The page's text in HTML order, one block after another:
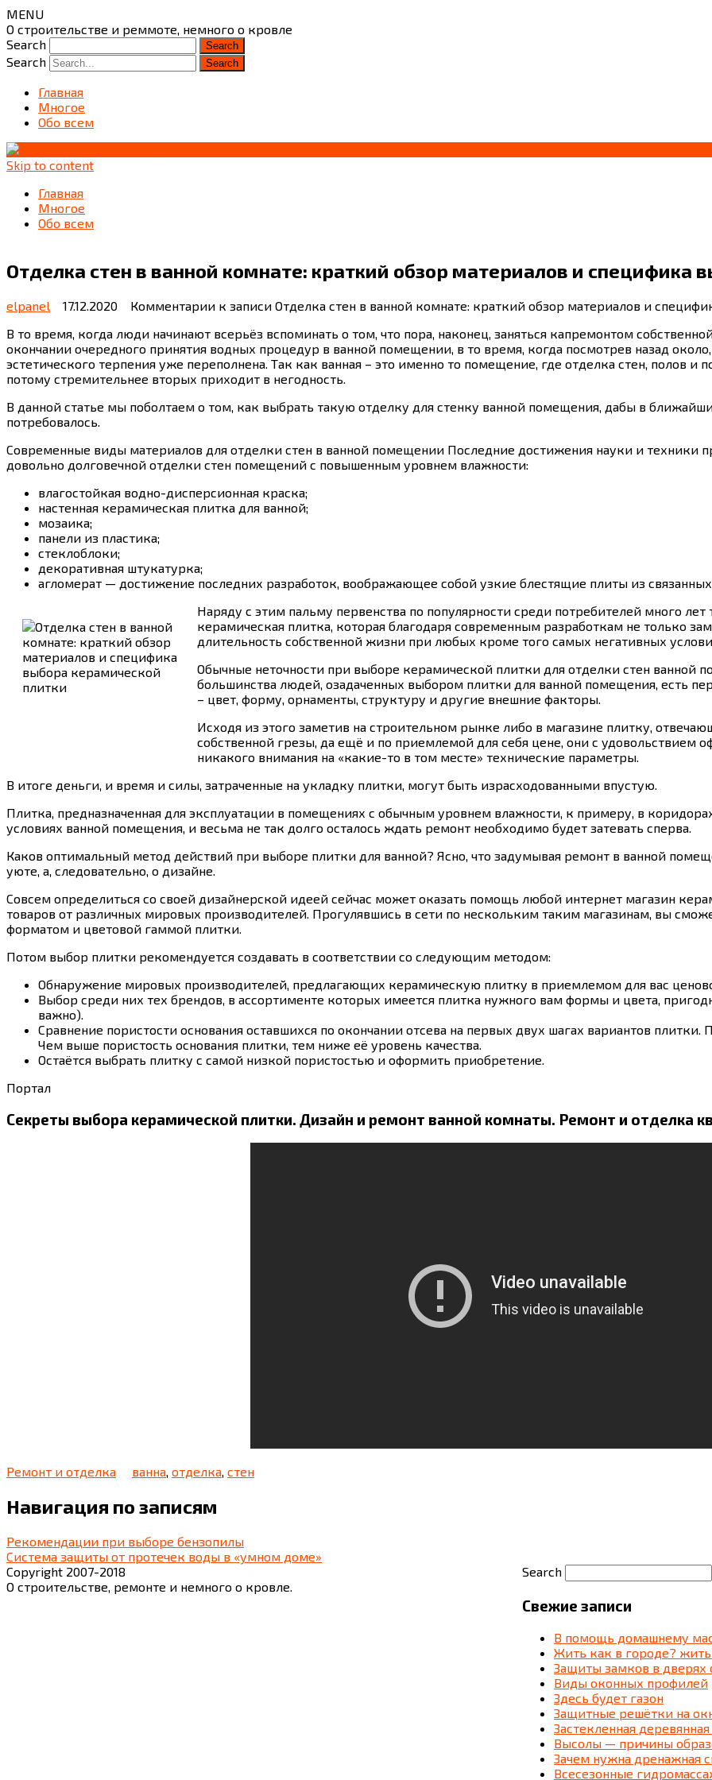
MENU
О строительстве и реммоте, немного о кровле
Search
Search
Главная
Многое
Обо всем
Skip to content
Главная
Многое
Обо всем
Отделка стен в ванной комнате: краткий обзор материалов и специфика
elpanel 17.12.2020 Комментарии к записи Отделка стен в ванной комнате: краткий обзор материалов и
В то время, когда люди начинают всерьёз вспоминать о том, что пора, наконец, заняться капремонтом
окончании очередного принятия водных процедур в ванной помещении, в то время, когда посмотрев назад
эстетического терпения уже переполнена. Так как ванная – это именно то помещение, где отделка стен, полов и
потому стремительнее вторых приходит в негодность.
В данной статье мы поболтаем о том, как выбрать такую отделку для стенку ванной помещения, дабы в
потребовалось.
Современные виды материалов для отделки стен в ванной помещении Последние достижения науки и техники
довольно долговечной отделки стен помещений с повышенным уровнем влажности:
влагостойкая водно-дисперсионная краска;
настенная керамическая плитка для ванной;
мозаика;
панели из пластика;
стеклоблоки;
декоративная штукатурка;
агломерат — достижение последних разработок, воображающее собой узкие блестящие плиты из
Наряду с этим пальму первенства по популярности среди потребителей много
керамическая плитка, которая благодаря современным разработкам не только
длительность собственной жизни при любых кроме того самых негативных
Обычные неточности при выборе керамической плитки для отделки стен ванной
большинства людей, озадаченных выбором плитки для ванной помещения, есть
– цвет, форму, орнаменты, структуру и другие внешние факторы.
Исходя из этого заметив на строительном рынке либо в магазине плитку,
собственной грезы, да ещё и по приемлемой для себя цене, они с удовольствием
никакого внимания на «какие-то в том месте» технические параметры.
В итоге деньги, и время и силы, затраченные на укладку плитки, могут быть израсходованными впустую.
Плитка, предназначенная для эксплуатации в помещениях с обычным уровнем влажности, к примеру, в
условиях ванной помещения, и весьма не так долго осталось ждать ремонт необходимо будет затевать сперва.
Каков оптимальный метод действий при выборе плитки для ванной? Ясно, что задумывая ремонт в ванной
уюте, а, следовательно, о дизайне.
Совсем определиться со своей дизайнерской идеей сейчас может оказать помощь любой интернет магазин
товаров от различных мировых производителей. Прогулявшись в сети по нескольким таким магазинам, вы
форматом и цветовой гаммой плитки.
Потом выбор плитки рекомендуется создавать в соответствии со следующим методом:
Обнаружение мировых производителей, предлагающих керамическую плитку в приемлемом для вас
Выбор среди них тех брендов, в ассортименте которых имеется плитка нужного вам формы и цвета,
важно).
Сравнение пористости основания оставшихся по окончании отсева на первых двух шагах вариантов плитки.
Чем выше пористость основания плитки, тем ниже её уровень качества.
Остаётся выбрать плитку с самой низкой пористостью и оформить приобретение.
Портал
Секреты выбора керамической плитки. Дизайн и ремонт ванной комнаты. Ремонт и отделка
Ремонт и отделка ванна, отделка, стен
Навигация по записям
Рекомендации при выборе бензопилы
Система защиты от протечек воды в «умном доме»
Search
Свежие записи
В помощь домашнему
Жить как в городе?
Защиты замков в дверях
Виды оконных профилей
Здесь будет газон
Защитные решётки на
Застекленная
Высолы — причины
Зачем нужна дренажная
Всесезонные
Copyright 2007-2018
О строительстве, ремонте и немного о кровле.